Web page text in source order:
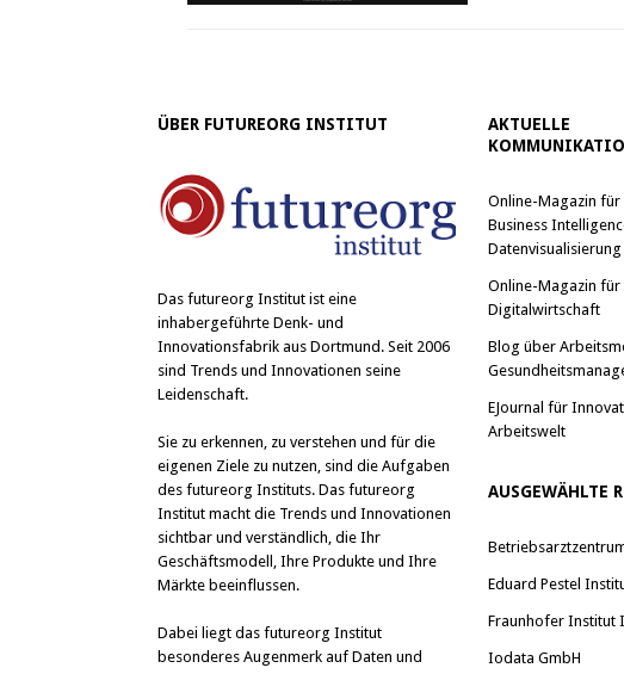
ÜBER FUTUREORG INSTITUT
Das futureorg Institut ist eine
inhabergeführte Denk- und
Innovationsfabrik aus Dortmund. Seit 2006
sind Trends und Innovationen seine
Leidenschaft.
Sie zu erkennen, zu verstehen und für die
eigenen Ziele zu nutzen, sind die Aufgaben
des futureorg Instituts. Das futureorg
Institut macht die Trends und Innovationen
sichtbar und verständlich, die Ihr
Geschäftsmodell, Ihre Produkte und Ihre
Märkte beeinflussen.
Dabei liegt das futureorg Institut
besonderes Augenmerk auf Daten und
AKTUELLE
Online-Magazin für
Business
Datenvisualisierung
Online-Magazin
Digitalwirtschaft
Blog über
EJournal für
Arbeitswelt
AUSGEWÄHLTE
Eduard Pestel
Fraunhofer Institut
Iodata GmbH